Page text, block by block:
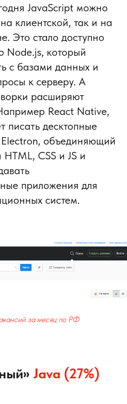
JavaScript можно
клиентской, так и на
Это стало доступно
Node.js, который
с базами данных и
к серверу. А
расширяют
React Native,
писать десктопные
объединяющий
HTML, CSS и JS и
приложения для
систем.
за месяц по РФ
» Java (27%)